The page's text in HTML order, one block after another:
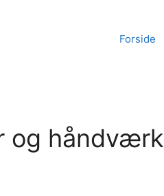
Forside
og håndværk